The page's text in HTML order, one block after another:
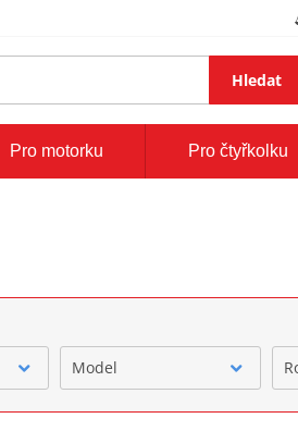
Hledat
Pro motorku Pro čtyřkolku
Model